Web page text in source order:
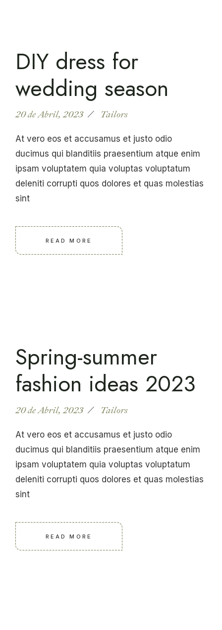
DIY dress for
wedding season
20 de Abril, 2023 Tailors
At vero eos et accusamus et justo odio
ducimus qui blanditiis praesentium atque enim
ipsam voluptatem quia voluptas voluptatum
deleniti corrupti quos dolores et quas molestias
sint
READ MORE
Spring-summer
fashion ideas 2023
20 de Abril, 2023 Tailors
At vero eos et accusamus et justo odio
ducimus qui blanditiis praesentium atque enim
ipsam voluptatem quia voluptas voluptatum
deleniti corrupti quos dolores et quas molestias
sint
READ MORE